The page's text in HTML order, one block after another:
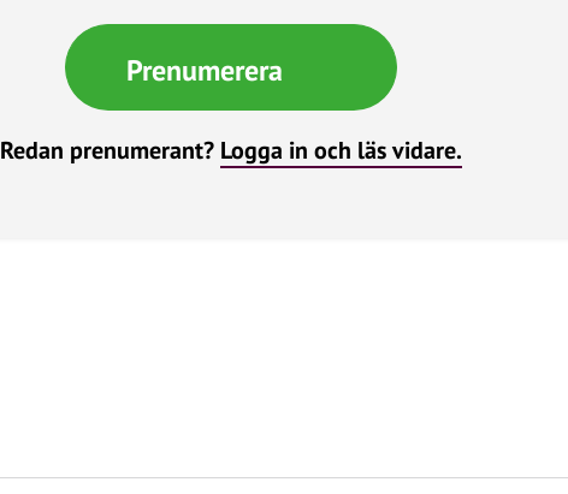
Prenumerera
Redan prenumerant? Logga in och läs vidare.